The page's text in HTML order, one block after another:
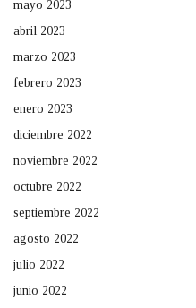
mayo 2023
abril 2023
marzo 2023
febrero 2023
enero 2023
diciembre 2022
noviembre 2022
octubre 2022
septiembre 2022
agosto 2022
julio 2022
junio 2022